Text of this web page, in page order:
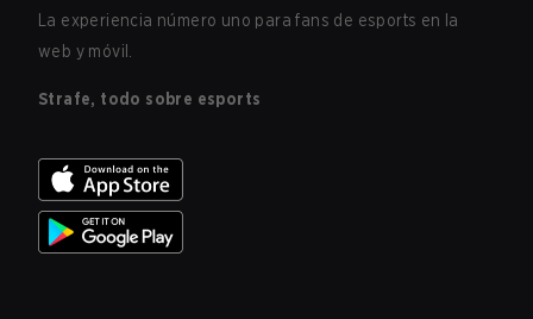
La experiencia número uno para fans de esports en la
web y móvil.
Strafe, todo sobre esports